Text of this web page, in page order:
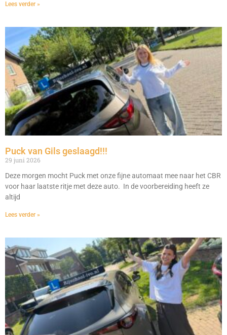
Lees verder »
Puck van Gils geslaagd!!!
29 juni 2026
Deze morgen mocht Puck met onze fijne automaat mee naar het CBR
voor haar laatste ritje met deze auto. In de voorbereiding heeft ze
altijd
Lees verder »